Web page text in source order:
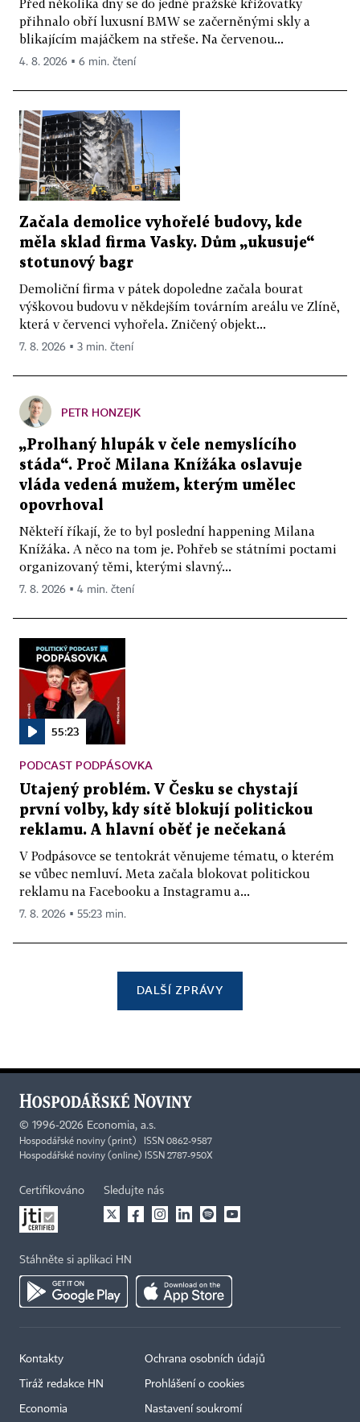
Před několika dny se do jedné pražské křižovatky
přihnalo obří luxusní BMW se začerněnými skly a
blikajícím majáčkem na střeše. Na červenou...
4. 8. 2026 ▪ 6 min. čtení
Začala demolice vyhořelé budovy, kde
měla sklad firma Vasky. Dům „ukusuje“
stotunový bagr
Demoliční firma v pátek dopoledne začala bourat
výškovou budovu v někdejším továrním areálu ve Zlíně,
která v červenci vyhořela. Zničený objekt...
7. 8. 2026 ▪ 3 min. čtení
PETR HONZEJK
„Prolhaný hlupák v čele nemyslícího
stáda“. Proč Milana Knížáka oslavuje
vláda vedená mužem, kterým umělec
opovrhoval
Někteří říkají, že to byl poslední happening Milana
Knížáka. A něco na tom je. Pohřeb se státními poctami
organizovaný těmi, kterými slavný...
7. 8. 2026 ▪ 4 min. čtení
55:23
PODCAST PODPÁSOVKA
Utajený problém. V Česku se chystají
první volby, kdy sítě blokují politickou
reklamu. A hlavní oběť je nečekaná
V Podpásovce se tentokrát věnujeme tématu, o kterém
se vůbec nemluví. Meta začala blokovat politickou
reklamu na Facebooku a Instagramu a...
7. 8. 2026 ▪ 55:23 min.
DALŠÍ ZPRÁVY
© 1996-2026 Economia, a.s.
Hospodářské noviny (print) ISSN 0862-9587
Hospodářské noviny (online) ISSN 2787-950X
Certifikováno Sledujte nás
Stáhněte si aplikaci HN
Kontakty
Tiráž redakce HN
Economia
Ochrana osobních údajů
Prohlášení o cookies
Nastavení soukromí